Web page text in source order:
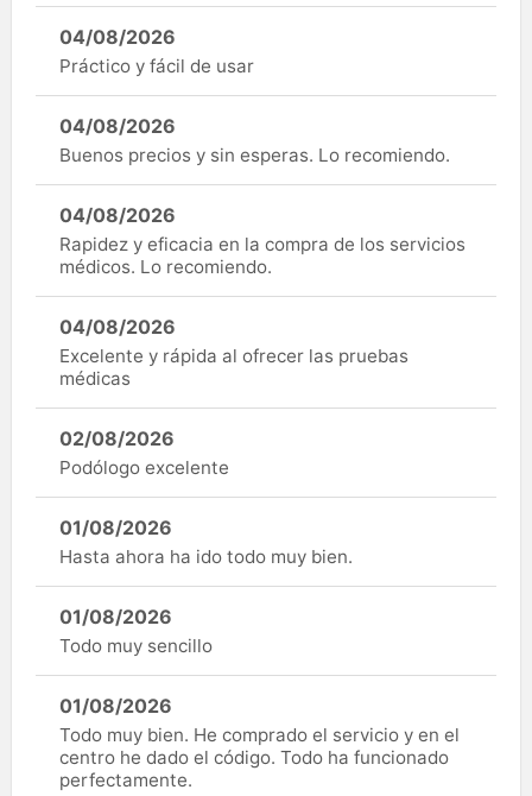
04/08/2026
Práctico y fácil de usar
04/08/2026
Buenos precios y sin esperas. Lo recomiendo.
04/08/2026
Rapidez y eficacia en la compra de los servicios
médicos. Lo recomiendo.
04/08/2026
Excelente y rápida al ofrecer las pruebas
médicas
02/08/2026
Podólogo excelente
01/08/2026
Hasta ahora ha ido todo muy bien.
01/08/2026
Todo muy sencillo
01/08/2026
Todo muy bien. He comprado el servicio y en el
centro he dado el código. Todo ha funcionado
perfectamente.